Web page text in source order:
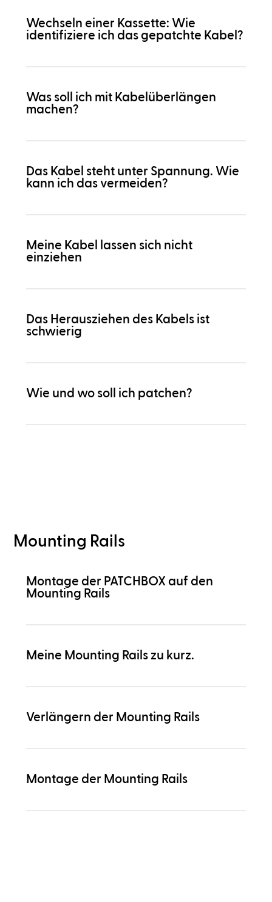
Wechseln einer Kassette: Wie
identifiziere ich das gepatchte Kabel?
Was soll ich mit Kabelüberlängen
machen?
Das Kabel steht unter Spannung. Wie
kann ich das vermeiden?
Meine Kabel lassen sich nicht
einziehen
Das Herausziehen des Kabels ist
schwierig
Wie und wo soll ich patchen?
Mounting Rails
Montage der PATCHBOX auf den
Mounting Rails
Meine Mounting Rails zu kurz.
Verlängern der Mounting Rails
Montage der Mounting Rails